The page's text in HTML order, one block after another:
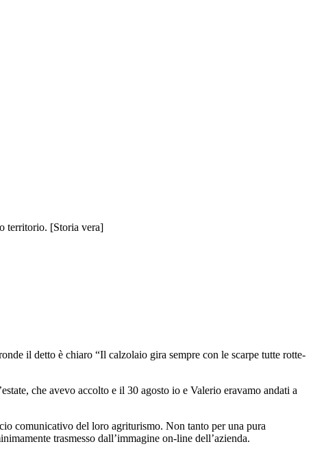
territorio. [Storia vera]
il detto è chiaro “Il calzolaio gira sempre con le scarpe tutte rotte-
che avevo accolto e il 30 agosto io e Valerio eravamo andati a
comunicativo del loro agriturismo. Non tanto per una pura
trasmesso dall’immagine on-line dell’azienda.